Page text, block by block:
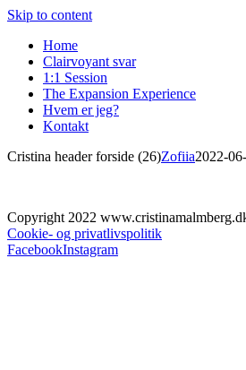
Skip to content
Home
Clairvoyant svar
1:1 Session
The Expansion Experience
Hvem er jeg?
Kontakt
Cristina header forside (26)Zofiia2022-
Copyright 2022
Cookie- og privatlivspolitik
FacebookInstagram